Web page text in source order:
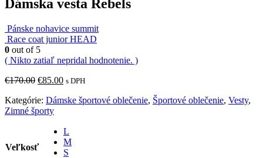
Dámska vesta Rebels
Pánske nohavice summit
Race coat junior HEAD
0 out of 5
( Nikto zatiaľ nepridal hodnotenie. )
€170.00 Pôvodná
bola:
€170.00.
€85.00Aktuálna
je:
s DPH
Kategórie: Dámske športové oblečenie, Športové oblečenie, Vesty,
Zimné športy
Veľkosť
L
M
S